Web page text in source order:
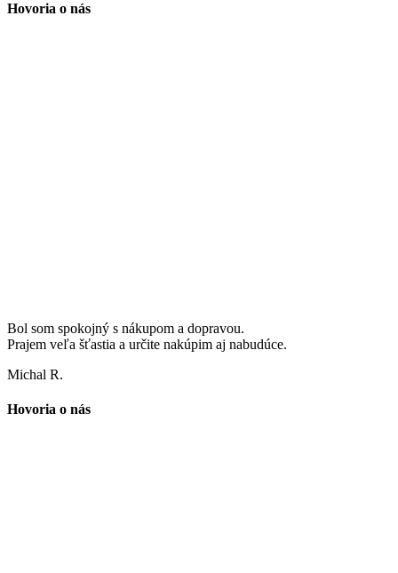
Hovoria o nás
Bol som spokojný s nákupom a dopravou.
Prajem veľa šťastia a určite nakúpim aj nabudúce.
Michal R.
Hovoria o nás